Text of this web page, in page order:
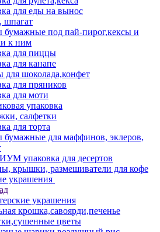
для еды на вынос
шпагат
под пай-пирог,кексы и
к ним
для пиццы
для канапе
для шоколада,конфет
для пряников
для моти
упаковка
салфетки
для торта
для маффинов, эклеров,
упаковка для десертов
крышки, размешиватели для кофе
украшения
украшения
крошка,савоярди,печенье
цветы